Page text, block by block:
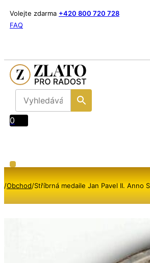
Volejte zdarma +420 800 720 728
FAQ
0
/Obchod/Stříbrná medaile Jan Pavel II. Anno